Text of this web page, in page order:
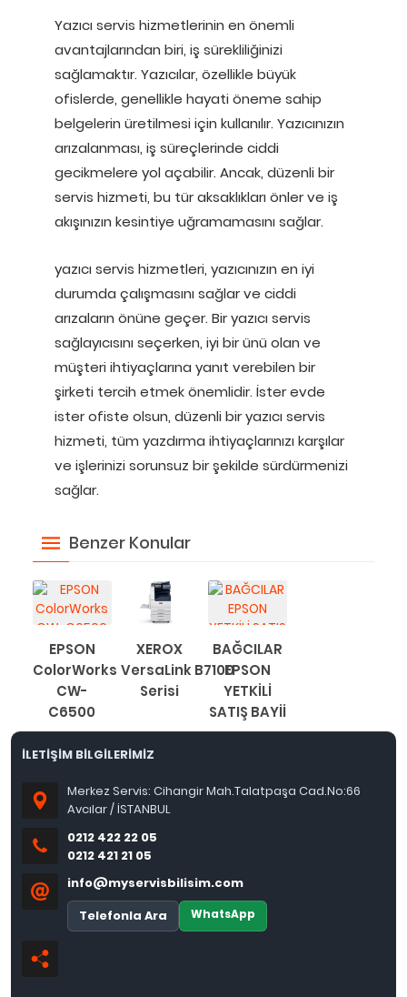
Yazıcı servis hizmetlerinin en önemli
avantajlarından biri, iş sürekliliğinizi
sağlamaktır. Yazıcılar, özellikle büyük
ofislerde, genellikle hayati öneme sahip
belgelerin üretilmesi için kullanılır. Yazıcınızın
arızalanması, iş süreçlerinde ciddi
gecikmelere yol açabilir. Ancak, düzenli bir
servis hizmeti, bu tür aksaklıkları önler ve iş
akışınızın kesintiye uğramamasını sağlar.
yazıcı servis hizmetleri, yazıcınızın en iyi
durumda çalışmasını sağlar ve ciddi
arızaların önüne geçer. Bir yazıcı servis
sağlayıcısını seçerken, iyi bir ünü olan ve
müşteri ihtiyaçlarına yanıt verebilen bir
şirketi tercih etmek önemlidir. İster evde
ister ofiste olsun, düzenli bir yazıcı servis
hizmeti, tüm yazdırma ihtiyaçlarınızı karşılar
ve işlerinizi sorunsuz bir şekilde sürdürmenizi
sağlar.
Benzer Konular
EPSON
ColorWorks
CW-
C6500
XEROX
VersaLink B7100
Serisi
BAĞCILAR
EPSON
YETKİLİ
SATIŞ BAYİİ
İLETİŞİM BİLGİLERİMİZ
Merkez Servis: Cihangir Mah.Talatpaşa Cad.No:66
Avcılar / İSTANBUL
0212 422 22 05
0212 421 21 05
info@myservisbilisim.com
Telefonla Ara
WhatsApp